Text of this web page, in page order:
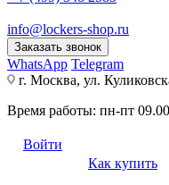
info@lockers-shop.ru
Заказать звонок
WhatsApp Telegram
г. Москва, ул.
Время работы: пн-пт
Войти
Как купить